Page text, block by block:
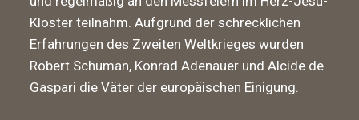
Kloster teilnahm. Aufgrund der schrecklichen
Erfahrungen des Zweiten Weltkrieges wurden
Robert Schuman, Konrad Adenauer und Alcide de
Gaspari die Väter der europäischen Einigung.